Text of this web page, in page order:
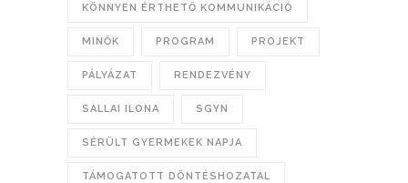
KÖNNYEN ÉRTHETŐ KOMMUNIKÁCIÓ
MINŐK PROGRAM PROJEKT
PÁLYÁZAT RENDEZVÉNY
SALLAI ILONA SGYN
SÉRÜLT GYERMEKEK NAPJA
TÁMOGATOTT DÖNTÉSHOZATAL